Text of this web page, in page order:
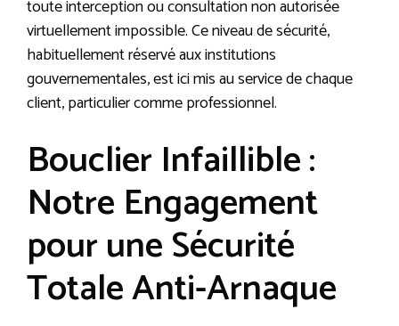
toute interception ou consultation non autorisée
virtuellement impossible. Ce niveau de sécurité,
habituellement réservé aux institutions
gouvernementales, est ici mis au service de chaque
client, particulier comme professionnel.
Bouclier Infaillible :
Notre Engagement
pour une Sécurité
Totale Anti-Arnaque